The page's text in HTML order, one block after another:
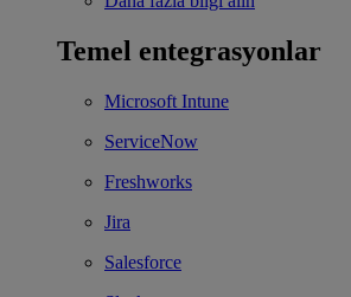
Temel entegrasyonlar
Microsoft Intune
ServiceNow
Freshworks
Jira
Salesforce